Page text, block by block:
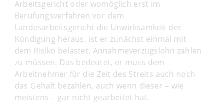
Arbeitsgericht oder womöglich erst im
Berufungsverfahren vor dem
Landesarbeitsgericht die Unwirksamkeit der
Kündigung heraus, ist er zunächst einmal mit
dem Risiko belastet, Annahmeverzugslohn zahlen
zu müssen. Das bedeutet, er muss dem
Arbeitnehmer für die Zeit des Streits auch noch
das Gehalt bezahlen, auch wenn dieser – wie
meistens – gar nicht gearbeitet hat.